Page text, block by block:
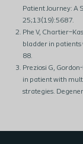
Patient Journey: A
25;13(19):5687.
Phe V,
bladder in patients
88.
Preziosi G,
in patient with
strategies.